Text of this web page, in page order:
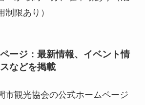
限あり）
ージ：最新情報、イベント情
などを掲載
市観光協会の公式ホームページ